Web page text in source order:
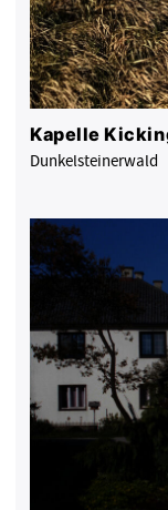
Kapelle
Dunkelsteinerwald